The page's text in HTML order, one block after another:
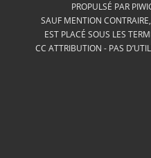
PROPULSÉ PAR
SAUF MENTION
EST PLACÉ SOUS LES
CC ATTRIBUTION - PAS